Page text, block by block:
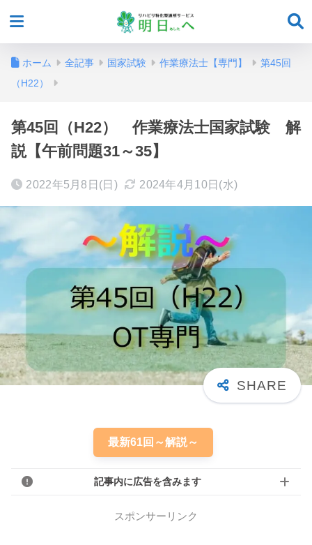
ホーム 全記事 国家試験 作業療法士【専門】
第45回
（H22）
第45回（H22） 作業療法士国家試験 解
説【午前問題31～35】
2022年5月8日(日) 2024年4月10日(水)
最新61回～解説～
記事内に広告を含みます
スポンサーリンク